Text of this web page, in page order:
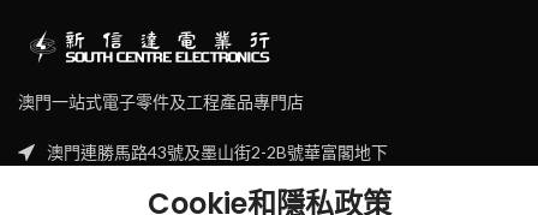
澳門一站式電子零件及工程產品專門店
澳門連勝馬路43號及墨山街2-2B號華富閣地下
Cookie和隱私政策